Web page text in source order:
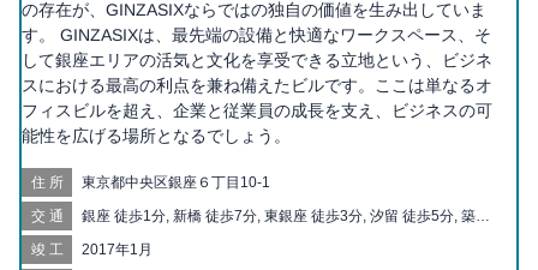
の存在が、GINZASIXならではの独自の価値を生み出していま
す。 GINZASIXは、最先端の設備と快適なワークスペース、そ
して銀座エリアの活気と文化を享受できる立地という、ビジネ
スにおける最高の利点を兼ね備えたビルです。ここは単なるオ
フィスビルを超え、企業と従業員の成長を支え、ビジネスの可
能性を広げる場所となるでしょう。
住所 東京都中央区銀座６丁目10-1
交通
銀座 徒歩1分, 新橋 徒歩7分, 東銀座 徒歩3分, 汐留 徒歩5分, 築地
分, 築地 徒歩10分, 内幸町 徒歩10分, 新富町 徒歩10分, 京橋 徒歩
竣工 2017年1月